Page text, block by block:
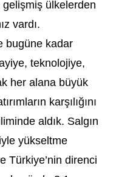
ülkelerden
vardı.
bugüne kadar
teknolojiye,
her alana büyük
karşılığını
aldık. Salgın
yükseltme
Türkiye’nin direnci